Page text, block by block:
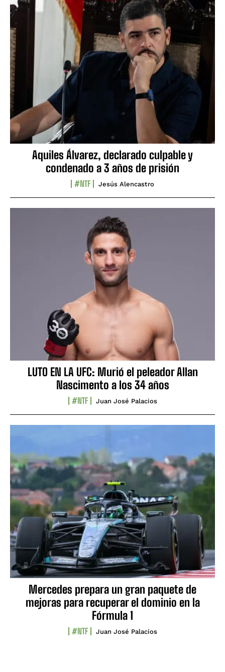
Aquiles Álvarez, declarado culpable y
condenado a 3 años de prisión
#NTF Jesús Alencastro
LUTO EN LA UFC: Murió el peleador Allan
Nascimento a los 34 años
#NTF Juan José Palacios
Mercedes prepara un gran paquete de
mejoras para recuperar el dominio en la
Fórmula 1
#NTF Juan José Palacios